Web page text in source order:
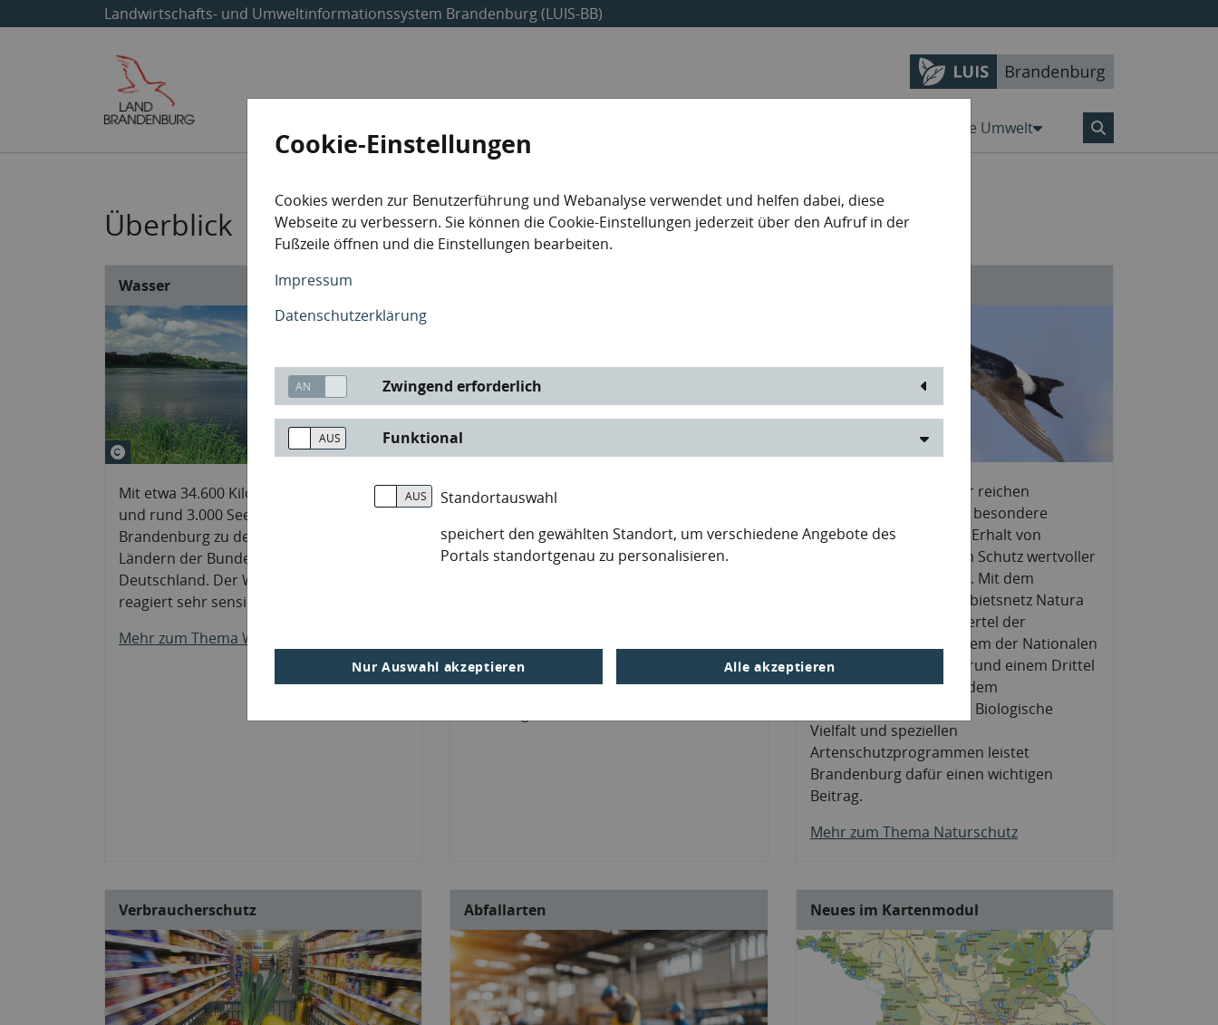
Landwirtschafts- und Umweltinformationssystem Brandenburg (LUIS-BB)
Aktiv für die Umwelt
Überblick
Wasser
© Tilo Geisel
Mit etwa 34.600 Kilometern Fließgewässer
und rund 3.000 Seen gehört das Land
Brandenburg zu den gewässerreichsten
Ländern der Bundesrepublik
Deutschland. Der Wasserhaushalt
reagiert sehr sensibel auf Klimaeinflüsse.
Mehr zum Thema Wasser
zu Anlagen nach der Industrieemissions-
richtlinie, z.B. Anlagen zur
Abfallbehandlung, zur Intensivtierhaltung
und -aufzucht. Sie können sich
Suchfunktionen und Kartendarstellungen
zur Verfügung.
© Werner Stock.adobe
Brandenburg mit seiner reichen
Naturausstattung trägt besondere
Verantwortung für den Erhalt von
Lebensräumen und den Schutz wertvoller
Tier- und Pflanzenarten. Mit dem
Europäischen Schutzgebietsnetz Natura
2000 auf über einem Viertel der
Landesfläche, dem System der Nationalen
Naturlandschaften auf rund einem Drittel
der Landesfläche oder dem
Maßnahmenprogramm Biologische
Vielfalt und speziellen
Artenschutzprogrammen leistet
Brandenburg dafür einen wichtigen
Beitrag.
Mehr zum Thema Naturschutz
Verbraucherschutz Abfallarten Neues im Kartenmodul
Cookie-Einstellungen
Cookies werden zur Benutzerführung und Webanalyse verwendet und helfen dabei, diese
Webseite zu verbessern. Sie können die Cookie-Einstellungen jederzeit über den Aufruf in der
Fußzeile öffnen und die Einstellungen bearbeiten.
Impressum
Datenschutzerklärung
Zwingend erforderlich
Funktional
Standortauswahl
speichert den gewählten Standort, um verschiedene Angebote des
Portals standortgenau zu personalisieren.
Nur Auswahl akzeptieren Alle akzeptieren